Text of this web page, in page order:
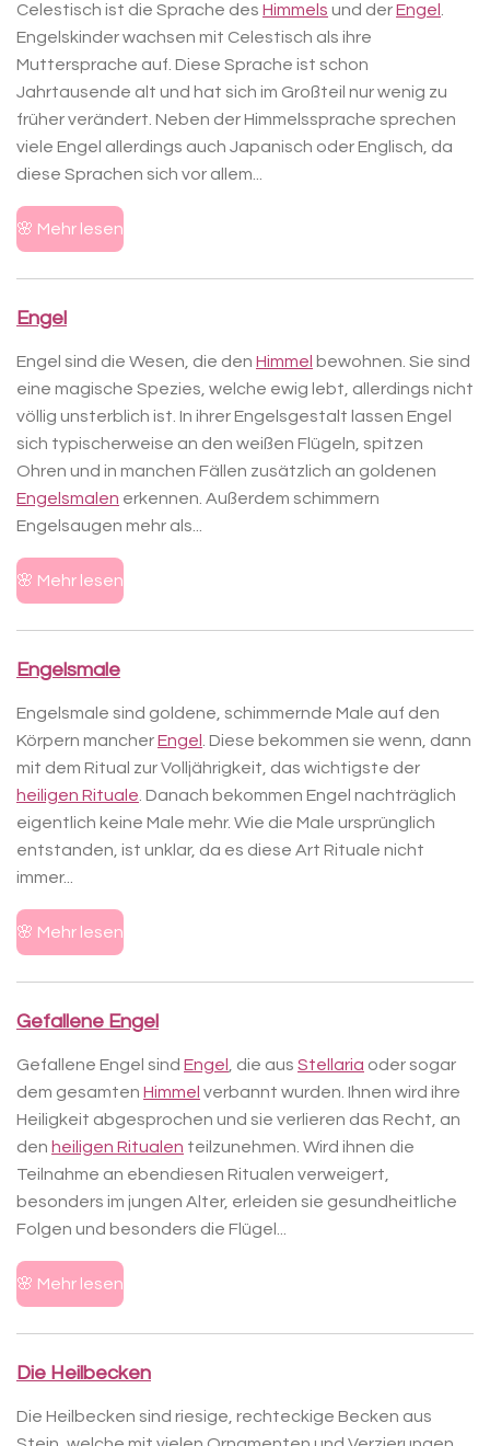
Celestisch ist die Sprache des Himmels und derEngel
Engelskinder wachsen mit Celestisch als ihre
Muttersprache auf. Diese Sprache ist schon
Jahrtausende alt und hat sich im Großteil nur wenig zu
früher verändert. Neben der Himmelssprache sprechen
viele Engel allerdings auch Japanisch oder Englisch, da
diese Sprachen sich vor allem...
🌸 Mehr lesen
Engel
Engel sind die Wesen, die den Himmel bewohnen. Sie sind
eine magische Spezies, welche ewig lebt, allerdings nicht
völlig unsterblich ist. In ihrer Engelsgestalt lassen Engel
sich typischerweise an den weißen Flügeln, spitzen
Ohren und in manchen Fällen zusätzlich an goldenen
Engelsmalen erkennen. Außerdem schimmern
Engelsaugen mehr als...
🌸 Mehr lesen
Engelsmale
Engelsmale sind goldene, schimmernde Male auf den
Körpern mancherEngel
. Diese bekommen sie wenn, dann
mit dem Ritual zur Volljährigkeit, das wichtigste der
heiligen Rituale . Danach bekommen Engel nachträglich
eigentlich keine Male mehr. Wie die Male ursprünglich
entstanden, ist unklar, da es diese Art Rituale nicht
immer...
🌸 Mehr lesen
Gefallene Engel
Gefallene Engel sind Engel , die aus Stellaria oder sogar
dem gesamten Himmel verbannt wurden. Ihnen wird ihre
Heiligkeit abgesprochen und sie verlieren das Recht, an
den heiligen Ritualen teilzunehmen. Wird ihnen die
Teilnahme an ebendiesen Ritualen verweigert,
besonders im jungen Alter, erleiden sie gesundheitliche
Folgen und besonders die Flügel...
🌸 Mehr lesen
Die Heilbecken
Die Heilbecken sind riesige, rechteckige Becken aus